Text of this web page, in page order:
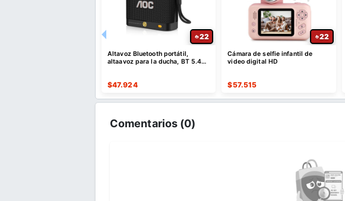
22
Altavoz Bluetooth portátil,
altaavoz para la ducha, BT 5.4
$47.924
22
Cámara de selfie infantil de
video digital HD
$57.515
Comentarios (0)